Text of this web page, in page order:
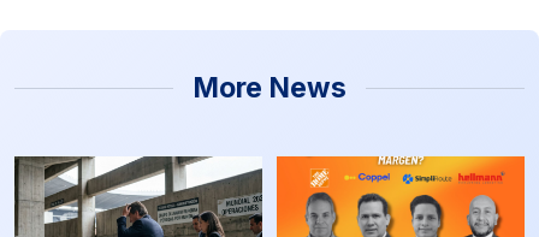
More News